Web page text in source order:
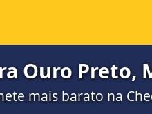
Ouro Preto,
mais barato na